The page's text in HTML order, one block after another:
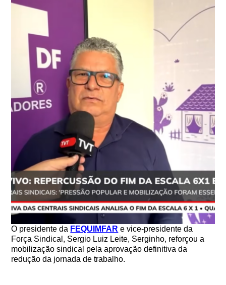
O presidente da FEQUIMFAR e vice-presidente da
Força Sindical, Sergio Luiz Leite, Serginho, reforçou a
mobilização sindical pela aprovação definitiva da
redução da jornada de trabalho.